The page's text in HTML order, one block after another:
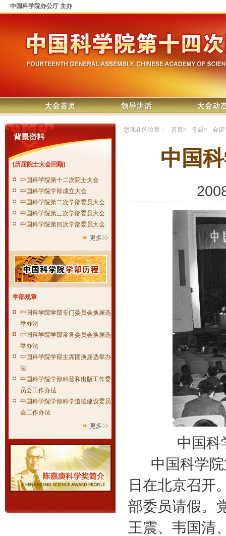
中国科学院办公厅 主办
[历届院士大会回顾]
中国科学院第十二次院士大会
中国科学院学部成立大会
中国科学院第二次学部委员大会
中国科学院第三次学部委员大会
中国科学院第四次学部委员大会
学部规章
中国科学院学部专门委员会换届选
举办法
中国科学院学部常务委员会换届选
举办法
中国科学院学部主席团换届选举办
法
中国科学院学部科普和出版工作委
员会工作办法
中国科学院学部科学道德建设委员
会工作办法
您现在的位置： 首页> 专题> 会议
中国
中国科
中国科学院
日在北京召开
部委员请假。
王震、韦国清